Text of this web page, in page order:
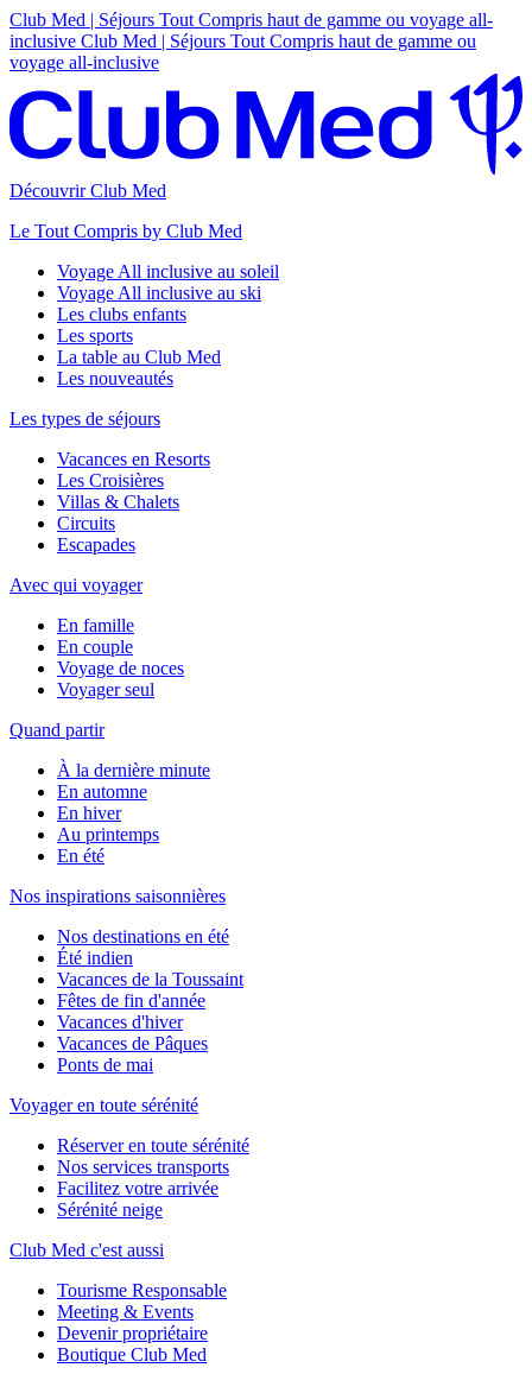
Club Med | Séjours Tout Compris haut de gamme ou voyage all-
inclusive Club Med | Séjours Tout Compris haut de gamme ou
voyage all-inclusive
Découvrir Club Med
Le Tout Compris by Club Med
Voyage All inclusive au soleil
Voyage All inclusive au ski
Les clubs enfants
Les sports
La table au Club Med
Les nouveautés
Les types de séjours
Vacances en Resorts
Les Croisières
Villas & Chalets
Circuits
Escapades
Avec qui voyager
En famille
En couple
Voyage de noces
Voyager seul
Quand partir
À la dernière minute
En automne
En hiver
Au printemps
En été
Nos inspirations saisonnières
Nos destinations en été
Été indien
Vacances de la Toussaint
Fêtes de fin d'année
Vacances d'hiver
Vacances de Pâques
Ponts de mai
Voyager en toute sérénité
Réserver en toute sérénité
Nos services transports
Facilitez votre arrivée
Sérénité neige
Club Med c'est aussi
Tourisme Responsable
Meeting & Events
Devenir propriétaire
Boutique Club Med